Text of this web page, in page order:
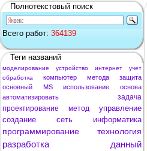
Полнотекстовый поиск
Всего работ: 364139
Теги названий
моделирование устройство интернет
учет
обработка
компьютер метода
защита
основный
MS использование
основа
автоматизировать
задача
проектирование
метод
управление
создание
сеть информатика
программирование технология
разработка
данный